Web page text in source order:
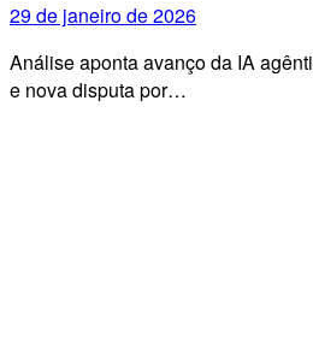
29 de janeiro de 2026
Análise aponta avanço da IA
e nova disputa por…